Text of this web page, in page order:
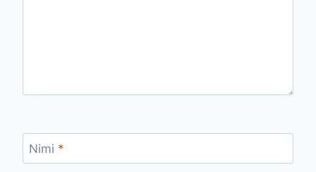
Nimi *